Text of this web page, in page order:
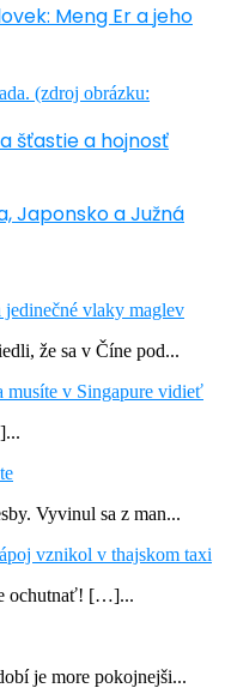
Meng Er a jeho
šťastie a hojnosť
Japonsko a Južná
vlaky maglev
že sa v Číne pod...
musíte v Singapure vidieť
Vyvinul sa z man...
vznikol v thajskom taxi
ochutnať! […]...
je more pokojnejši...